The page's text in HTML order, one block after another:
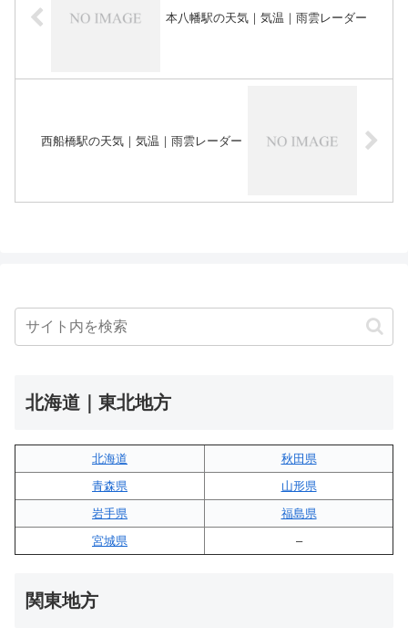
本八幡駅の天気｜気温｜雨雲レーダー
西船橋駅の天気｜気温｜雨雲レーダー
北海道｜東北地方
北海道
秋田県
青森県
山形県
岩手県
福島県
宮城県
–
関東地方